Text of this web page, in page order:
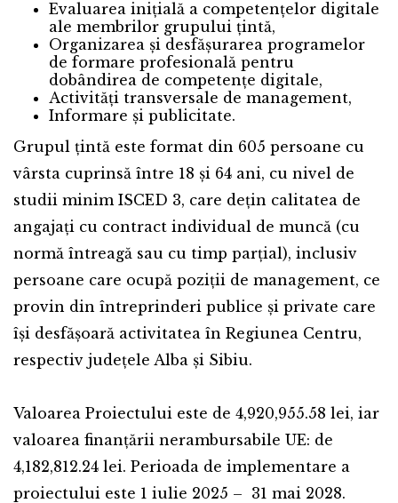
Evaluarea inițială a competențelor digitale
ale membrilor grupului țintă,
Organizarea și desfășurarea programelor
de formare profesională pentru
dobândirea de competențe digitale,
Activități transversale de management,
Informare și publicitate.
Grupul țintă este format din 605 persoane cu
vârsta cuprinsă între 18 și 64 ani, cu nivel de
studii minim ISCED 3, care dețin calitatea de
angajați cu contract individual de muncă (cu
normă întreagă sau cu timp parțial), inclusiv
persoane care ocupă poziții de management, ce
provin din întreprinderi publice și private care
își desfășoară activitatea în Regiunea Centru,
respectiv județele Alba și Sibiu.
Valoarea Proiectului este de 4,920,955.58 lei, iar
valoarea finanțării nerambursabile UE: de
4,182,812.24 lei. Perioada de implementare a
proiectului este 1 iulie 2025 – 31 mai 2028.